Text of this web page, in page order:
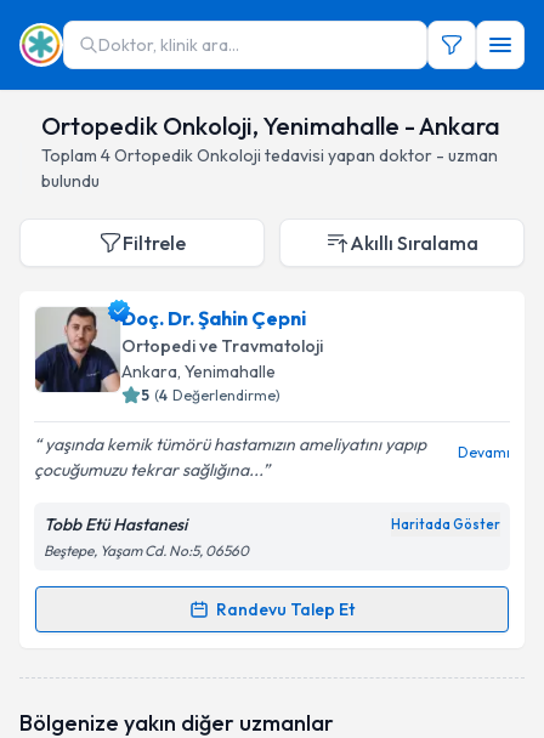
Doktor, klinik ara...
Ortopedik Onkoloji, Yenimahalle - Ankara
Toplam 4Ortopedik Onkoloji tedavisi yapan doktor - uzman
bulundu
Filtrele Akıllı Sıralama
Doç. Dr. Şahin Çepni
Ortopedi ve Travmatoloji
Ankara, Yenimahalle
5 (4 Değerlendirme)
yaşında kemik tümörü hastamızın ameliyatını yapıp
çocuğumuzu tekrar sağlığına...
Devamı
Tobb Etü Hastanesi Haritada Göster
Beştepe, Yaşam Cd. No:5, 06560
Randevu Talep Et
Randevu Takvimi Talebi
oluşturun. Size bu uzmandan randevu almanız için bir
Bölgenize yakın diğer uzmanlar